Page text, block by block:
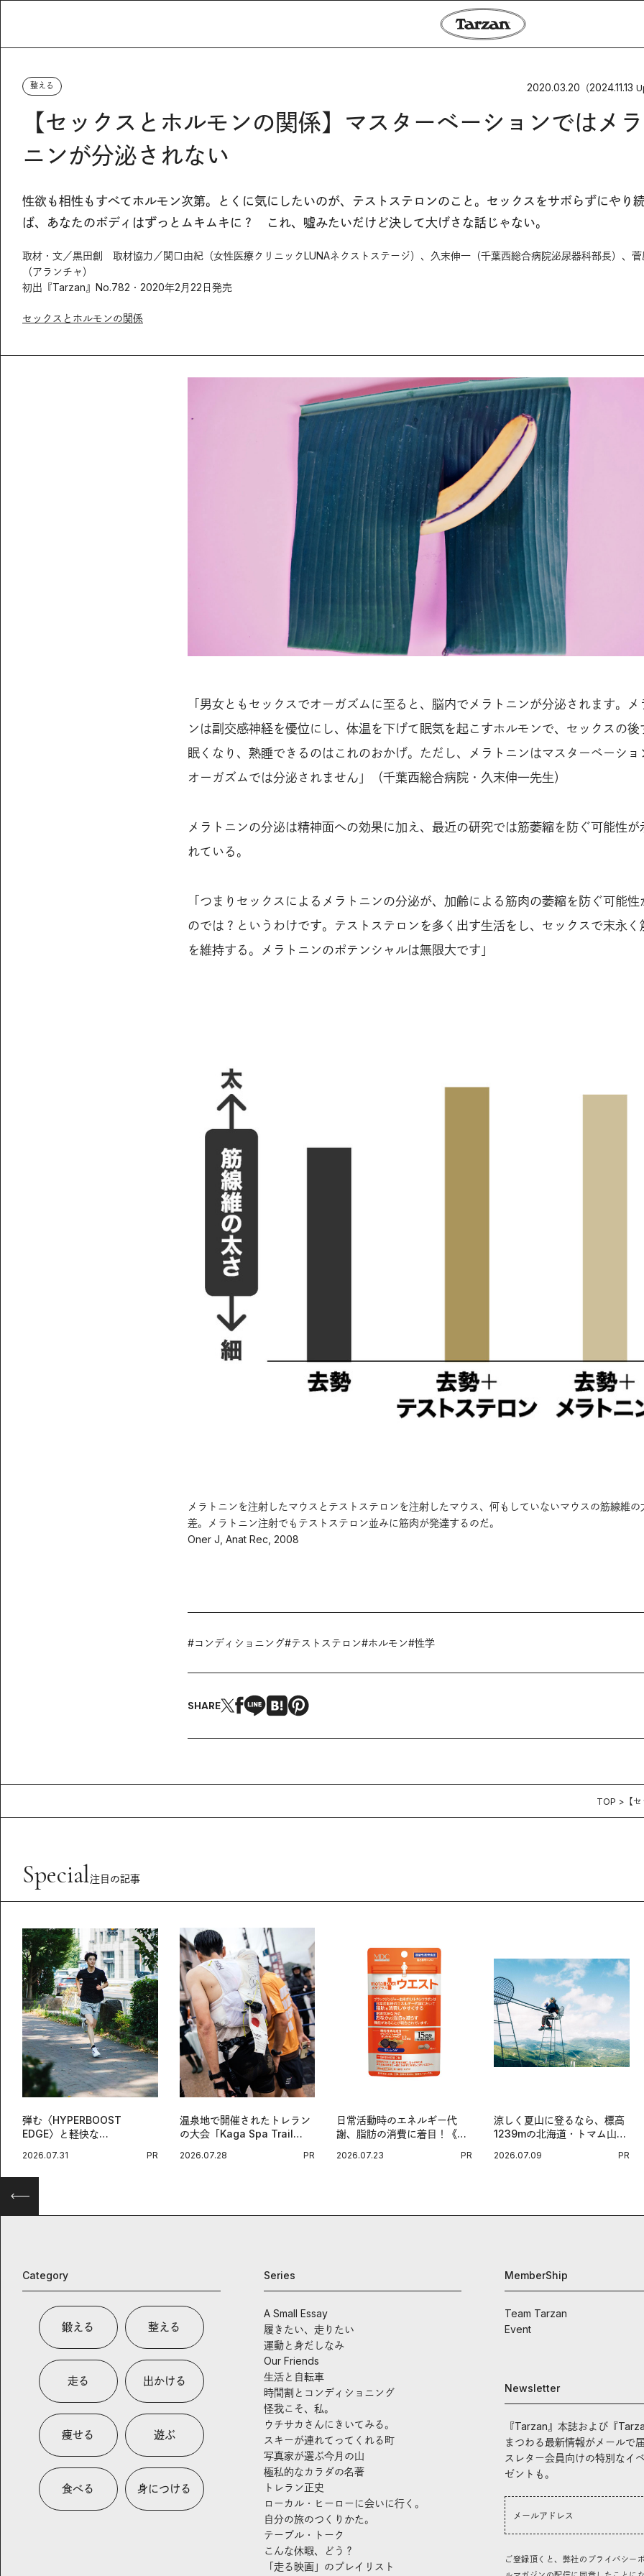
整える 2020.03.20 （2024.11.13
【セックスとホルモンの関係】マスターベーションではメ
ニンが分泌されない
性欲も相性もすべてホルモン次第。とくに気にしたいのが、テストステロンのこと。セックスをサボらずにやり
ば、あなたのボディはずっとムキムキに？ これ、噓みたいだけど決して大げさな話じゃない。
取材・文／黒田創 取材協力／関口由紀（女性医療クリニックLUNAネクストステージ）、久末伸一（千葉西総合病院泌尿器科部長）、
（アランチャ）
初出『Tarzan』No.782・2020年2月22日発売
セックスとホルモンの関係
「男女ともセックスでオーガズムに至ると、脳内でメラトニンが分泌されます。メ
ンは副交感神経を優位にし、体温を下げて眠気を起こすホルモンで、セックスの後
眠くなり、熟睡できるのはこれのおかげ。ただし、メラトニンはマスターベーショ
オーガズムでは分泌されません」（千葉西総合病院・久末伸一先生）
メラトニンの分泌は精神面への効果に加え、最近の研究では筋萎縮を防ぐ可能性が
れている。
「つまりセックスによるメラトニンの分泌が、加齢による筋肉の萎縮を防ぐ可能性
のでは？というわけです。テストステロンを多く出す生活をし、セックスで末永く
を維持する。メラトニンのポテンシャルは無限大です」
メラトニンを注射したマウスとテストステロンを注射したマウス、何もしていないマウスの筋線維の
差。メラトニン注射でもテストステロン並みに筋肉が発達するのだ。
Oner J, Anat Rec, 2008
#コンディショニング#テストステロン#ホルモン#性学
SHARE
TOP 【
Special注目の記事
弾む〈HYPERBOOST
EDGE〉と軽快な
に寄り添うアディダスが打ち
出した新機軸。
2026.07.31 PR
温泉地で開催されたトレラン
の大会「Kaga Spa Trail
UTMB」。本戦を夢見るラン
2026.07.28 PR
日常活動時のエネルギー代
謝、脂肪の消費に着目！《メ
体メンテ習慣。
2026.07.23 PR
涼しく夏山に登るなら、標高
1239mの北海道・トマム山で
2026.07.09 PR
Category
鍛える 整える
走る 出かける
痩せる 遊ぶ
食べる 身につける
Series
A Small Essay
履きたい、走りたい
運動と身だしなみ
Our Friends
生活と自転車
時間割とコンディショニング
怪我こそ、私。
ウチサカさんにきいてみる。
スキーが連れてってくれる町
写真家が選ぶ今月の山
極私的なカラダの名著
トレラン正史
ローカル・ヒーローに会いに行く。
自分の旅のつくりかた。
テーブル・トーク
こんな休暇、どう？
「走る映画」のプレイリスト
MemberShip
Team Tarzan
Event
Newsletter
『Tarzan』本誌および『
まつわる最新情報がメールで
スレター会員向けの特別なイ
ゼントも。
ご登録頂くと、弊社のプライバシー